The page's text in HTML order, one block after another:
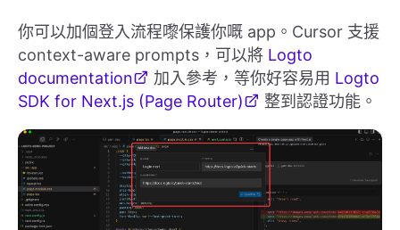
你可以加個登入流程嚟保護你嘅 app。Cursor 支援
context-aware prompts，可以將 Logto
documentation
加入參考，等你好容易用 Logto
SDK for Next.js (Page Router)
整到認證功能。